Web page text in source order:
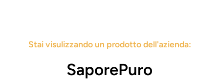
Stai visulizzando un prodotto dell'azienda:
SaporePuro